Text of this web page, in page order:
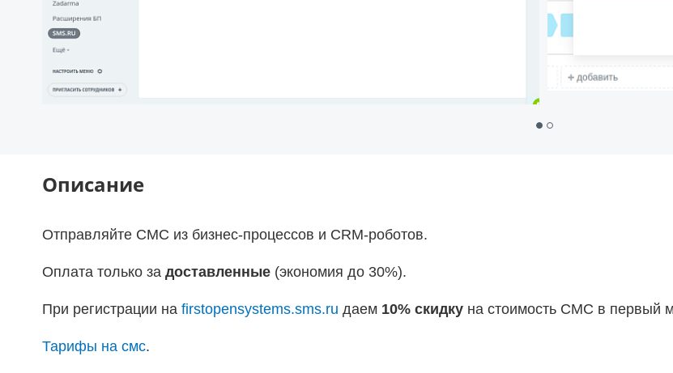
Описание
Отправляйте СМС из бизнес-процессов и CRM-роботов.
Оплата только за доставленные (экономия до 30%).
При регистрации на firstopensystems.sms.ru даем 10% скидку на стоимость СМС в первый
Тарифы на смс.